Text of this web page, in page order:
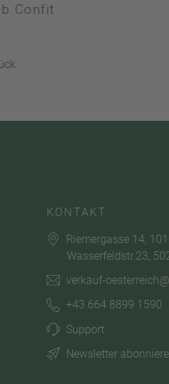
Confit
KONTAKT
Riemergasse 14,
Wasserfeldstr.23,
verkauf-
+43 664 8899 1590
Support
Newsletter